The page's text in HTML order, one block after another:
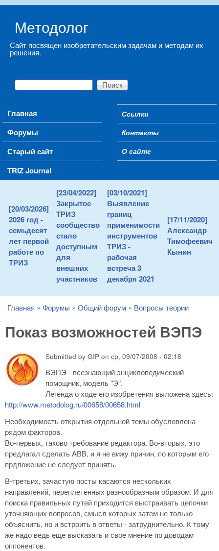
Методолог
Сайт посвящен изобретательским задачам и методам их
решения.
Форма поиска
Поиск
Main menu
Главная
Форумы
Старый сайт
TRIZ Journal
Secondary menu
Ссылки
Контакты
О сайте
[20/03/2026]
2026 год -
семьдесят
лет первой
работе по
ТРИЗ
[23/04/2022]
Закрытое
ТРИЗ
сообщество
стало
доступным
для
внешних
участников
[03/10/2021]
Выявление
границ
применимости
инструментов
ТРИЗ -
рабочая
встреча 3
декабря 2021
[17/11/2020]
Александр
Тимофеевич
Кынин
You are here
Главная » Форумы » Общий форум » Вопросы теории
Показ возможностей ВЭПЭ
Submitted by GIP on ср, 09/07/2008 - 02:18
ВЭПЭ - всезнающий энциклопедический
помощник, модель "Э".
Легенда о ходе его изобретения выложена здесь:
http://www.metodolog.ru/00658/00658.html
Необходимость открытия отдельной темы обусловлена
рядом факторов.
Во-первых, таково требование редактора. Во-вторых, это
предлагал сделать АВВ, и я не вижу причин, по которым его
прдложение не следует принять.
В-третьих, зачастую посты касаются нескольких
направлений, переплетенных разнообразным образом. И для
поиска правильных путей приходится выстраивать цепочки
уточняющих вопросов, смысл которых затем не только
объяснить, но и встроить в ответы - затруднительно. К тому
же надо ведь еще высказать и свое мнение по доводам
оппонентов.